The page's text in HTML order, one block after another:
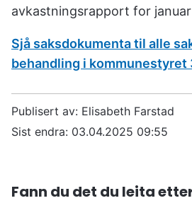
avkastningsrapport for
Sjå saksdokumenta til alle
behandling i kommunestyret
Publisert av Elisabeth Farstad
Sist endra 03.04.2025 09:55
Fann du det du leita